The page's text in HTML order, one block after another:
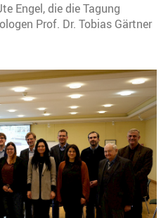
Engel, die die Tagung
Prof. Dr. Tobias Gärtner